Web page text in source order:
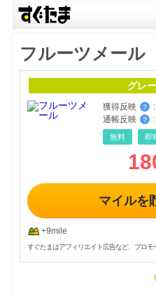
フルーツメール
グレ
獲得反映 ？ :
通帳反映
？ :
無料 即
マイルを
+9mile
すぐたまはアフィリエイト広告など、プロ